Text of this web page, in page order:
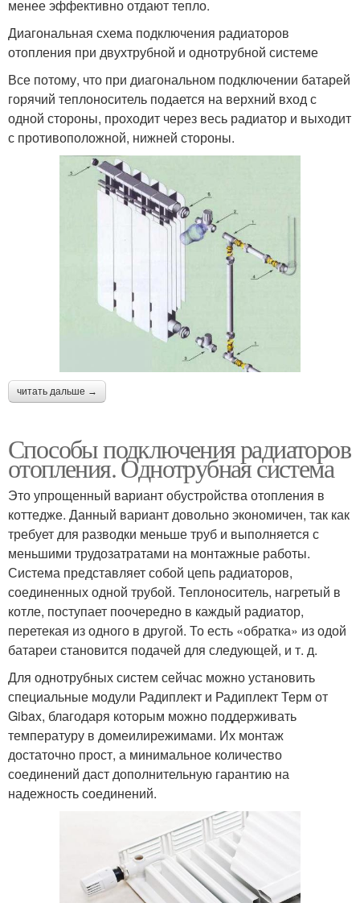
менее эффективно отдают тепло.
Диагональная схема подключения радиаторов
отопления при двухтрубной и однотрубной системе
Все потому, что при диагональном подключении батарей
горячий теплоноситель подается на верхний вход с
одной стороны, проходит через весь радиатор и выходит
с противоположной, нижней стороны.
читать дальше →
Способы подключения радиаторов
отопления. Однотрубная система
Это упрощенный вариант обустройства отопления в
коттедже. Данный вариант довольно экономичен, так как
требует для разводки меньше труб и выполняется с
меньшими трудозатратами на монтажные работы.
Система представляет собой цепь радиаторов,
соединенных одной трубой. Теплоноситель, нагретый в
котле, поступает поочередно в каждый радиатор,
перетекая из одного в другой. То есть «обратка» из одой
батареи становится подачей для следующей, и т. д.
Для однотрубных систем сейчас можно установить
специальные модули Радиплект и Радиплект Терм от
Gibax, благодаря которым можно поддерживать
температуру в домеилирежимами. Их монтаж
достаточно прост, а минимальное количество
соединений даст дополнительную гарантию на
надежность соединений.